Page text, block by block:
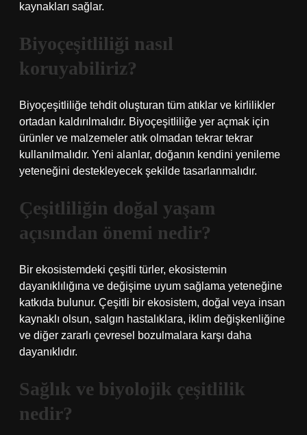
kaynakları sağlar.
Biyoçeşitliliği nasıl
koruyabiliriz?
Biyoçeşitliliğe tehdit oluşturan tüm atıklar ve kirlilikler
ortadan kaldırılmalıdır. Biyoçeşitliliğe yer açmak için
ürünler ve malzemeler atık olmadan tekrar tekrar
kullanılmalıdır. Yeni alanlar, doğanın kendini yenileme
yeteneğini destekleyecek şekilde tasarlanmalıdır.
Çeşitliliğin doğal yaşam
açısından önemi nedir?
Bir ekosistemdeki çeşitli türler, ekosistemin
dayanıklılığına ve değişime uyum sağlama yeteneğine
katkıda bulunur. Çeşitli bir ekosistem, doğal veya insan
kaynaklı olsun, salgın hastalıklara, iklim değişkenliğine
ve diğer zararlı çevresel bozulmalara karşı daha
dayanıklıdır.
Sağlık ve biyolojik çeşitlilik
nedir?